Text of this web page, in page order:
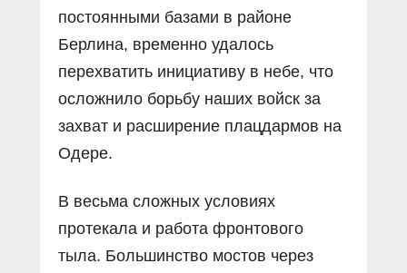
постоянными базами в районе
Берлина, временно удалось
перехватить инициативу в небе, что
осложнило борьбу наших войск за
захват и расширение плацдармов на
Одере.
В весьма сложных условиях
протекала и работа фронтового
тыла. Большинство мостов через